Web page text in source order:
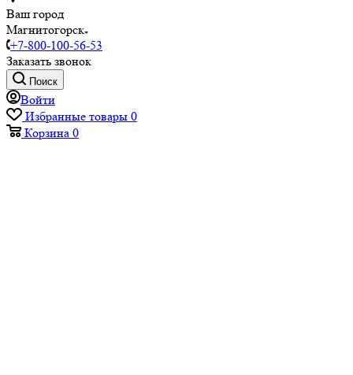
Ваш город
Магнитогорск
+7-800-100-56-53
Заказать звонок
Поиск
Войти
Избранные товары 0
Корзина 0